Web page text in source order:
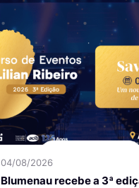
04/08/2026
Blumenau recebe a 3ª